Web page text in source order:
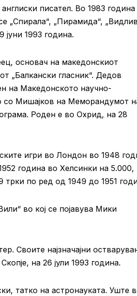
писател. Во 1983 година
„Спирала“, „Пирамида“,
1993 година.
основач на македонскиот
„Балкански гласник“. Дедов
на Македонското научно-
со Мишајков на Меморандумот
Роден е во Охрид, на 28
игри во Лондон во 1948
година во Хелсинки на 5.000,
по ред од 1949 до 1951
во кој се појавува Мики
Своите најзначајни
на 26 јули 1993 година.
татко на астронауката. Уште